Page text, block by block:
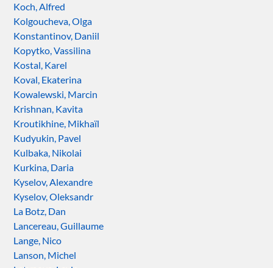
Koch, Alfred
Kolgoucheva, Olga
Konstantinov, Daniil
Kopytko, Vassilina
Kostal, Karel
Koval, Ekaterina
Kowalewski, Marcin
Krishnan, Kavita
Kroutikhine, Mikhaïl
Kudyukin, Pavel
Kulbaka, Nikolai
Kurkina, Daria
Kyselov, Alexandre
Kyselov, Oleksandr
La Botz, Dan
Lancereau, Guillaume
Lange, Nico
Lanson, Michel